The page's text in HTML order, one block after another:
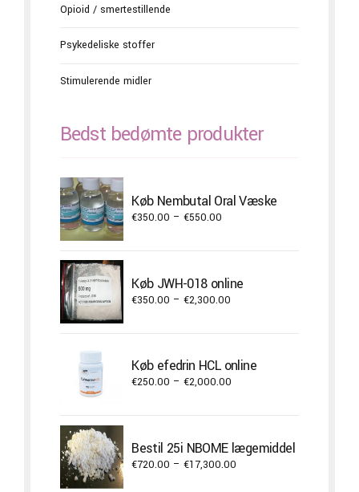
Opioid / smertestillende
Psykedeliske stoffer
Stimulerende midler
Bedst bedømte produkter
Køb Nembutal Oral Væske
€350.00 – €550.00
€550.00
Køb JWH-018 online
€350.00 – €2,300.00
€2,300.00
Køb efedrin HCL online
€250.00 – €2,000.00
€2,000.00
Bestil 25i NBOME lægemiddel
€720.00 – €17,300.00